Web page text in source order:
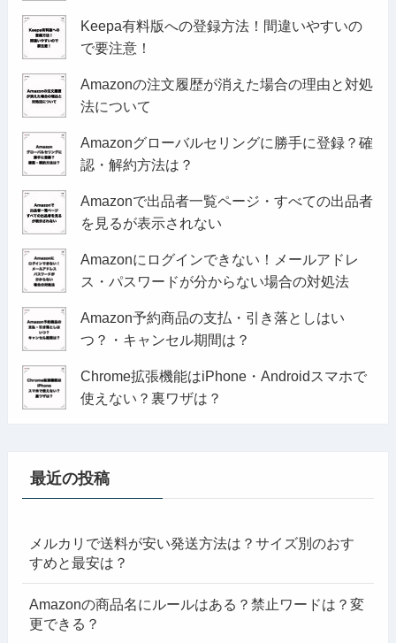
Keepa有料版への登録方法！間違いやすいの
で要注意！
Amazonの注文履歴が消えた場合の理由と対処
法について
Amazonグローバルセリングに勝手に登録？確
認・解約方法は？
Amazonで出品者一覧ページ・すべての出品者
を見るが表示されない
Amazonにログインできない！メールアドレ
ス・パスワードが分からない場合の対処法
Amazon予約商品の支払・引き落としはい
つ？・キャンセル期間は？
Chrome拡張機能はiPhone・Androidスマホで
使えない？裏ワザは？
最近の投稿
メルカリで送料が安い発送方法は？サイズ別のおす
すめと最安は？
Amazonの商品名にルールはある？禁止ワードは？変
更できる？